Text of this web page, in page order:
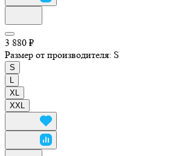
3 880 ₽
Размер от производителя: S
S
XL
XXL